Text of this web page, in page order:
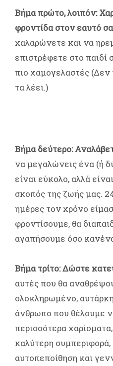
Βήμα πρώτο, λοιπόν:
φροντίδα στον εαυτό
χαλαρώνετε και να
επιστρέφετε στο παιδί
πιο χαμογελαστές
τα λέει.)
Βήμα δεύτερο:
να μεγαλώνεις ένα (ή
είναι εύκολο, αλλά
σκοπός της ζωής μας.
ημέρες τον χρόνο
φροντίσουμε, θα
αγαπήσουμε όσο
Βήμα τρίτο: Δώστε
αυτές που θα
ολοκληρωμένο,
άνθρωπο που θέλουμε
περισσότερα
καλύτερη συμπεριφορά,
αυτοπεποίθηση και